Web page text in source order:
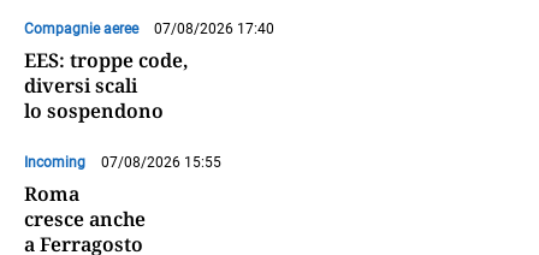
Compagnie aeree 07/08/2026 17:40
EES: troppe code,
diversi scali
lo sospendono
Incoming 07/08/2026 15:55
Roma
cresce anche
a Ferragosto